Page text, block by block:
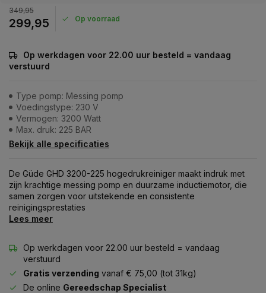
349,95
299,95 Op voorraad
Op werkdagen voor 22.00 uur besteld = vandaag
verstuurd
Type pomp: Messing pomp
Voedingstype: 230 V
Vermogen: 3200 Watt
Max. druk: 225 BAR
Bekijk alle specificaties
De Güde GHD 3200-225 hogedrukreiniger maakt indruk met
zijn krachtige messing pomp en duurzame inductiemotor, die
samen zorgen voor uitstekende en consistente
reinigingsprestaties
Lees meer
Op werkdagen voor 22.00 uur besteld = vandaag
verstuurd
Gratis verzending vanaf € 75,00 (tot 31kg)
De online Gereedschap Specialist